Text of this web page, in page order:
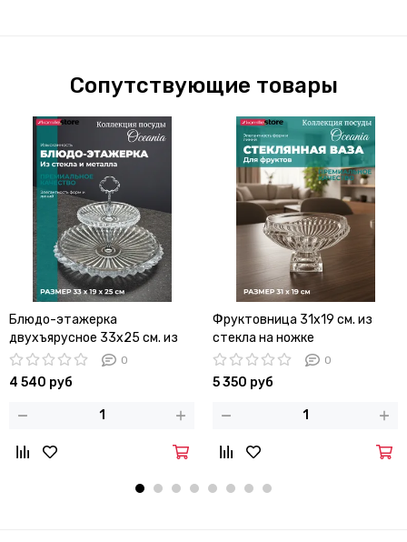
Сопутствующие товары
Блюдо-этажерка
двухъярусное 33х25 см. из
стекла Oceania
0
4 540 руб
Фруктовница 31х19 см. из
стекла на ножке
0
5 350 руб